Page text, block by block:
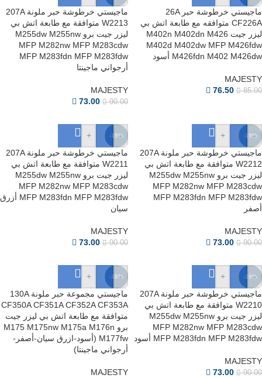
ماجيستي خرطوشة حبر 26A
CF226A متوافقه مع طابعة اتش بي
ليزر جيت M402n M402dn M426
M402d M402dw MFP M426fdw
M426fdn M402 M426dw أسود
MAJESTY
85.00
76.50
ماجيستي خرطوشة حبر ملونة 207A
W2213 متوافقة مع طابعة اتش بي
ليزر جيت برو M255dw M255nw
MFP M282nw MFP M283cdw
MFP M283fdn MFP M283fdw
أرجواني ماجينتا
MAJESTY
90.00
73.00
-19%
-
+
ماجيستي خرطوشة حبر ملونة 207A
W2212 متوافقة مع طابعة اتش بي
ليزر جيت برو M255dw M255nw
MFP M282nw MFP M283cdw
MFP M283fdn MFP M283fdw
أصفر
MAJESTY
90.00
73.00
-19%
-
+
ماجيستي خرطوشة حبر ملونة 207A
W2211 متوافقة مع طابعة اتش بي
ليزر جيت برو M255dw M255nw
MFP M282nw MFP M283cdw
MFP M283fdn MFP M283fdw أزرق
سيان
MAJESTY
90.00
73.00
-19%
-
+
ماجيستي خرطوشة حبر ملونة 207A
W2210 متوافقة مع طابعة اتش بي
ليزر جيت برو M255dw M255nw
MFP M282nw MFP M283cdw
MFP M283fdn MFP M283fdw أسود
MAJESTY
90.00
73.00
-16%
-
+
ماجيستي مجموعة حبر ملونة 130A
CF350A CF351A CF352A CF353A
متوافقة مع طابعة اتش بي ليزر جيت
برو M175 M175nw M175a M176n
M177fw (أسود-ازرق سيان-أصفر-
أرجواني ماجينتا)
MAJESTY